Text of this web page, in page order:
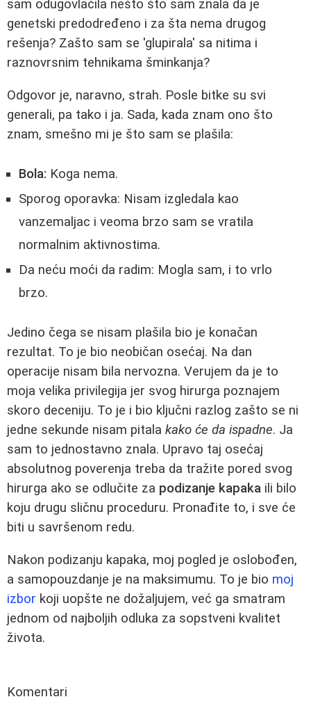
sam odugovlačila nešto što sam znala da je
genetski predodređeno i za šta nema drugog
rešenja? Zašto sam se 'glupirala' sa nitima i
raznovrsnim tehnikama šminkanja?
Odgovor je, naravno, strah. Posle bitke su svi
generali, pa tako i ja. Sada, kada znam ono što
znam, smešno mi je što sam se plašila:
Bola: Koga nema.
Sporog oporavka: Nisam izgledala kao
vanzemaljac i veoma brzo sam se vratila
normalnim aktivnostima.
Da neću moći da radim: Mogla sam, i to vrlo
brzo.
Jedino čega se nisam plašila bio je konačan
rezultat. To je bio neobičan osećaj. Na dan
operacije nisam bila nervozna. Verujem da je to
moja velika privilegija jer svog hirurga poznajem
skoro deceniju. To je i bio ključni razlog zašto se ni
jedne sekunde nisam pitala kako će da ispadne. Ja
sam to jednostavno znala. Upravo taj osećaj
absolutnog poverenja treba da tražite pored svog
hirurga ako se odlučite za podizanje kapaka ili bilo
koju drugu sličnu proceduru. Pronađite to, i sve će
biti u savršenom redu.
Nakon podizanju kapaka, moj pogled je oslobođen,
a samopouzdanje je na maksimumu. To je bio moj
izbor koji uopšte ne dožaljujem, već ga smatram
jednom od najboljih odluka za sopstveni kvalitet
života.
Komentari